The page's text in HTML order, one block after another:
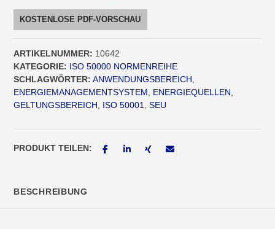
Menge
KOSTENLOSE PDF-VORSCHAU
ARTIKELNUMMER: 10642
KATEGORIE: ISO 50000 NORMENREIHE
SCHLAGWÖRTER: ANWENDUNGSBEREICH
ENERGIEMANAGEMENTSYSTEM
ENERGIEQUELLEN
GELTUNGSBEREICH
ISO 50001 ,SEU
PRODUKT TEILEN:
BESCHREIBUNG